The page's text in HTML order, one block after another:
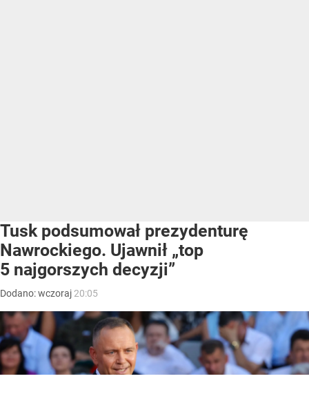
Tusk podsumował prezydenturę
Nawrockiego. Ujawnił „top
5 najgorszych decyzji”
Dodano:wczoraj 20:05